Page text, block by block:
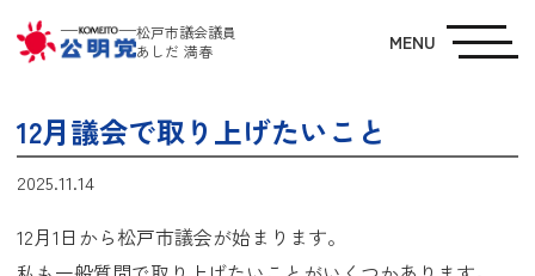
松戸市議会議員
あしだ 満春
MENU
12月議会で取り上げたいこと
2025.11.14
12月1日から松戸市議会が始まります。